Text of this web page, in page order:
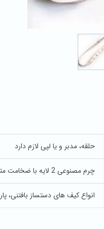
حلقه، مدبر و یا لپی لازم دارد
چرم مصنوعی 2 لایه با ضخامت متوسط
انواع کیف های دستساز بافتنی،